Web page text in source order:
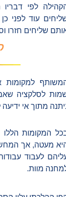
לפי
עוד לפני
שליחים חזרו
למקומות
לסלקציה
מתוך אי
המקומות
מעטה, אך
לעבוד
מוות.